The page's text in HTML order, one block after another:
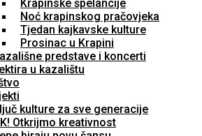
Krapinske špelancije
Noć krapinskog pračovjeka
Tjedan kajkavske kulture
Prosinac u Krapini
predstave i koncerti
u kazalištu
kulture za sve generacije
Otkrijmo kreativnost